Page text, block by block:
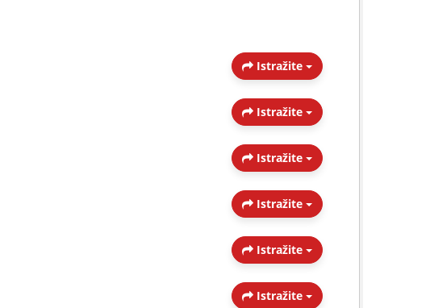
Istražite
Istražite
Istražite
Istražite
Istražite
Istražite